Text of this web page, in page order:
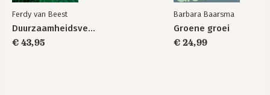
Ferdy van Beest
Duurzaamheidsverslaggeving
€ 43,95
Barbara Baarsma
Groene groei
€ 24,99